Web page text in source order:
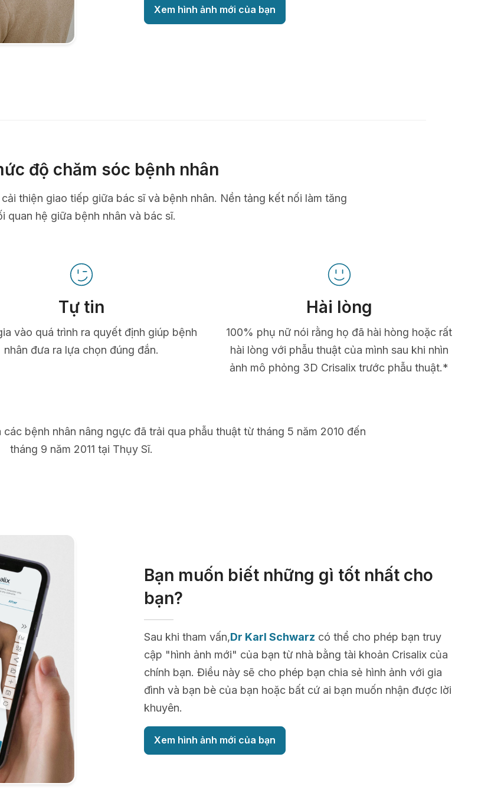
Xem hình ảnh mới của bạn
độ chăm sóc bệnh nhân
thiện giao tiếp giữa bác sĩ và bệnh nhân. Nền tảng kết nối làm tăng
quan hệ giữa bệnh nhân và bác sĩ.
Tự tin
vào quá trình ra quyết định giúp bệnh
nhân đưa ra lựa chọn đúng đắn.
Hài lòng
100% phụ nữ nói rằng họ đã hài hòng hoặc rất
hài lòng với phẫu thuật của mình sau khi nhìn
ảnh mô phỏng 3D Crisalix trước phẫu thuật.*
bệnh nhân nâng ngực đã trải qua phẫu thuật từ tháng 5 năm 2010 đến
tháng 9 năm 2011 tại Thụy Sĩ.
Bạn muốn biết những gì tốt nhất cho
bạn?
Sau khi tham vấn,Dr Karl Schwarz có thể cho phép bạn truy
cập "hình ảnh mới" của bạn từ nhà bằng tài khoản Crisalix của
chính bạn. Điều này sẽ cho phép bạn chia sẻ hình ảnh với gia
đình và bạn bè của bạn hoặc bất cứ ai bạn muốn nhận được lời
khuyên.
Xem hình ảnh mới của bạn